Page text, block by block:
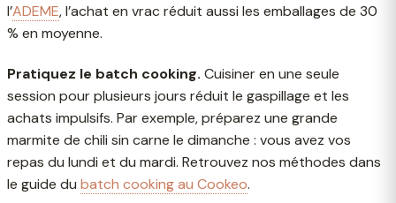
l’ADEME, l’achat en vrac réduit aussi les emballages de 30
% en moyenne.
Pratiquez le batch cooking. Cuisiner en une seule
session pour plusieurs jours réduit le gaspillage et les
achats impulsifs. Par exemple, préparez une grande
marmite de chili sin carne le dimanche : vous avez vos
repas du lundi et du mardi. Retrouvez nos méthodes dans
le guide du batch cooking au Cookeo.